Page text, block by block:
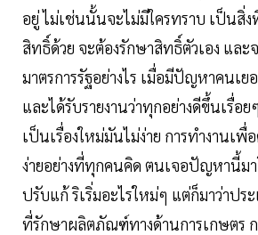
อยู่ ไม่เช่นนั้นจะไม่มีใครทราบ เป็นสิ่ง
สิทธิ์ด้วย จะต้องรักษาสิทธิ์ตัวเอง และ
มาตรการรัฐอย่างไร เมื่อมีปัญหาคนเย
และได้รับรายงานว่าทุกอย่างดีขึ้นเรื่อย
เป็นเรื่องใหม่มันไม่ง่าย การทำงานเ
ง่ายอย่างที่ทุกคนคิด ตนเจอปัญหานี้ม
ปรับแก้ ริเริ่มอะไรใหม่ๆ แต่ก็มาว่าปร
ที่รักษาผลิตภัณฑ์ทางด้านการเกษตร ก